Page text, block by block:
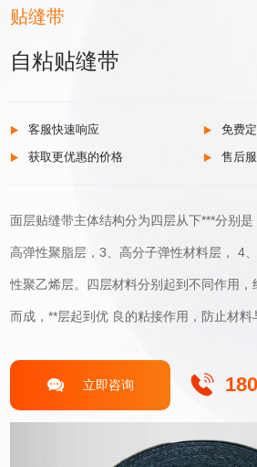
贴缝带
自粘贴缝带
客服快速响应
免费
获取更优惠的价格
售后
面层贴缝带主体结构分为四层从下***分别是
高弹性聚脂层，3、高分子弹性材料层， 4
性聚乙烯层。四层材料分别起到不同作用
而成，**层起到优 良的粘接作用，防止材料
恢复作用，相当于空心板中的钢铰线，但是
时也具有一定弹性。第三层为高分子材 料
且也具有较好弹性，是主要功能层。第四层
立即咨询